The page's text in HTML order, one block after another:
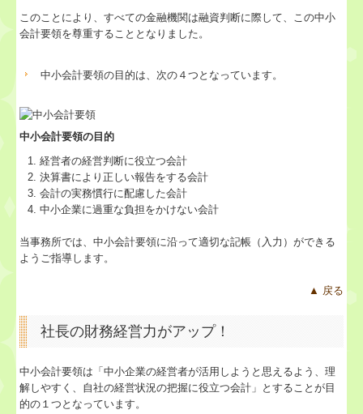
お知らせ
交通案内
業務案内
よくある質問
料金について
リンク集
お問合せ
FX4クラウド
このことにより、すべての金融機関は融資判断に際して、この中小
会計要領を尊重することとなりました。
中小会計要領の目的は、次の４つとなっています。
中小会計要領の目的
経営者の経営判断に役立つ会計
決算書により正しい報告をする会計
会計の実務慣行に配慮した会計
中小企業に過重な負担をかけない会計
当事務所では、中小会計要領に沿って適切な記帳（入力）ができる
ようご指導します。
▲ 戻る
社長の財務経営力がアップ！
中小会計要領は「中小企業の経営者が活用しようと思えるよう、理
解しやすく、自社の経営状況の把握に役立つ会計」とすることが目
的の１つとなっています。